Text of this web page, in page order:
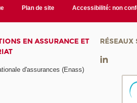
Plan de site Accessibilité: non
EN ASSURANCE ET
d'assurances (Enass)
RÉSEAUX